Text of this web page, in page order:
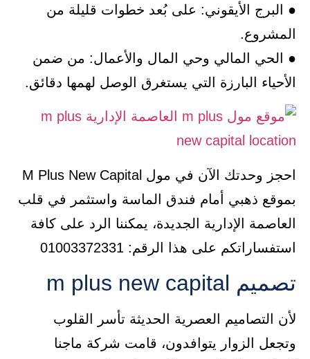
● البرج الأيقوني: على بُعد خطوات قليلة من
المشروع.
● الحي المالي وحي المال والأعمال: من ضمن
الأحياء البارزة التي يستغرق الوصل لهمها دقائق.
احجز وحدتك الآن في مول M Plus New Capital
بموقع ذهبي أمام فندق الماسة واستثمر في قلب
العاصمة الإدارية الجديدة، يمكننا الرد على كافة
استفساراتكم على هذا الرقم: 01003372331
تصميم m plus new capital
لأن التصاميم العصرية الحديثة تأسر القلوب
وتجعل الزوار يتوافدون، قامت شركة ماجنا